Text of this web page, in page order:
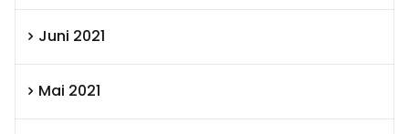
Juni 2021
Mai 2021